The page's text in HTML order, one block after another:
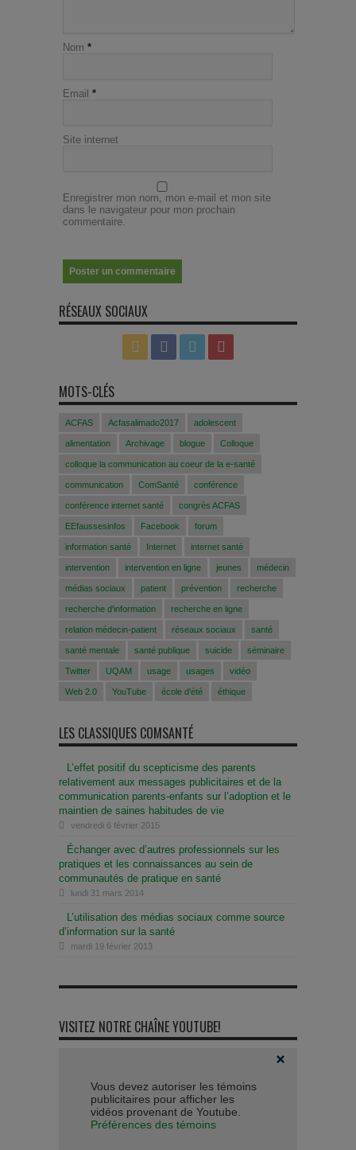
Nom *
Email *
Site internet
Enregistrer mon nom, mon e-mail et mon site
dans le navigateur pour mon prochain
commentaire.
RÉSEAUX SOCIAUX
MOTS-CLÉS
ACFAS Acfasalimado2017 adolescent
alimentation Archivage blogue Colloque
colloque la communication au coeur de la e-santé
communication ComSanté conférence
conférence internet santé congrès ACFAS
EEfaussesinfos Facebook forum
information santé Internet internet santé
intervention intervention en ligne jeunes médecin
médias sociaux patient prévention recherche
recherche d'information recherche en ligne
relation médecin-patient réseaux sociaux santé
santé mentale santé publique suicide séminaire
Twitter UQAM usage usages vidéo
Web 2.0 YouTube école d'été éthique
LES CLASSIQUES COMSANTÉ
L’effet positif du scepticisme des parents
relativement aux messages publicitaires et de la
communication parents-enfants sur l’adoption et le
maintien de saines habitudes de vie
vendredi 6 février 2015
Échanger avec d’autres professionnels sur les
pratiques et les connaissances au sein de
communautés de pratique en santé
lundi 31 mars 2014
L’utilisation des médias sociaux comme source
d’information sur la santé
mardi 19 février 2013
VISITEZ NOTRE CHAÎNE YOUTUBE!
Vous devez autoriser les témoins
publicitaires pour afficher les
vidéos provenant de Youtube.
Préférences des témoins